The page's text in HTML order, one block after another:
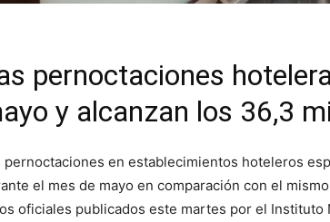
pernoctaciones
y alcanzan los 36,3
pernoctaciones en establecimientos hoteleros
el mes de mayo en comparación con el
oficiales publicados este martes por el Instituto